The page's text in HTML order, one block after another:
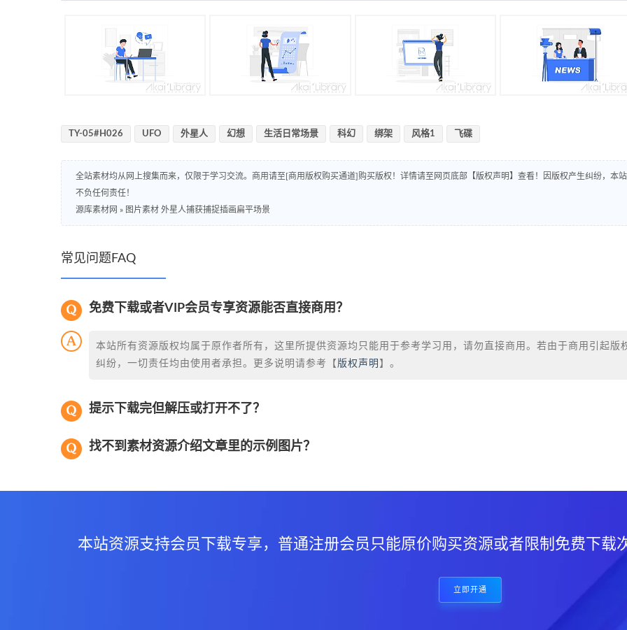
TY-05#H026 UFO 外星人 幻想 生活日常场景 科幻 绑架 风格1 飞碟
全站素材均从网上搜集而来，仅限于学习交流。商用请至[商用版权购买通道]购买版权！详情请至网页底部【版权声明】查看！因版权产生纠纷，本站
不负任何责任！
源库素材网 » 图片素材 外星人捕获捕捉插画扁平场景
常见问题FAQ
免费下载或者VIP会员专享资源能否直接商用？
本站所有资源版权均属于原作者所有，这里所提供资源均只能用于参考学习用，请勿直接商用。若由于商用引起版
纠纷，一切责任均由使用者承担。更多说明请参考【 版权声明 】。
提示下载完但解压或打开不了？
找不到素材资源介绍文章里的示例图片？
本站资源支持会员下载专享，普通注册会员只能原价购买资源或者限制免费下载
立即开通